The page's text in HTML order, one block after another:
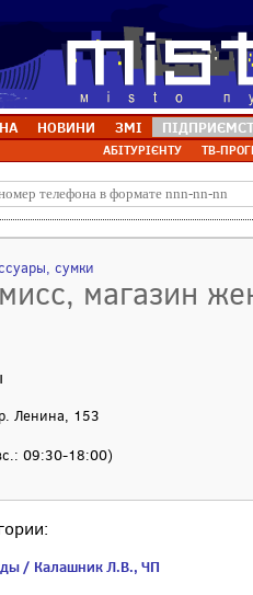
НОВИНИ ЗМІ
АБІТУРІЄНТУ ТВ-
сумки
магазин
Ленина, 153
09:30-18:00)
/ Калашник Л.В., ЧП